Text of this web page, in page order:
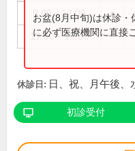
9:00～12:00 ●
17:00～19:00
お盆(8月中旬)は休診・
に必ず医療機関に直接
休診日: 日、祝、月午後、
初診受付